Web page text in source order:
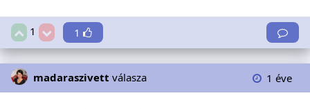
1 1
madaraszivett válasza 1 éve